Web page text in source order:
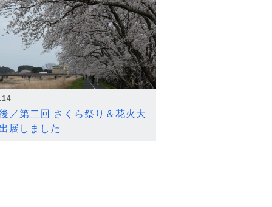
／第二回 さくら祭り＆花火大
展しました